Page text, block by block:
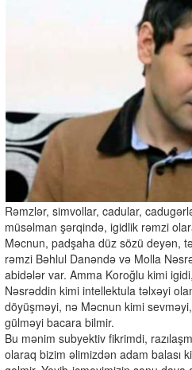
Rəmzlər, simvollar, cadular,
müsəlman şərqində, igidlik rəmzi
Məcnun, padşaha düz sözü deyən,
rəmzi Bəhlul Danəndə və Molla
abidələr var. Amma Koroğlu kimi
Nəsrəddin kimi intellektula təlxəyi
döyüşməyi, nə Məcnun kimi
gülməyi bacara bilmir.
Bu mənim subyektiv fikrimdi,
olaraq bizim əlimizdən adam balası